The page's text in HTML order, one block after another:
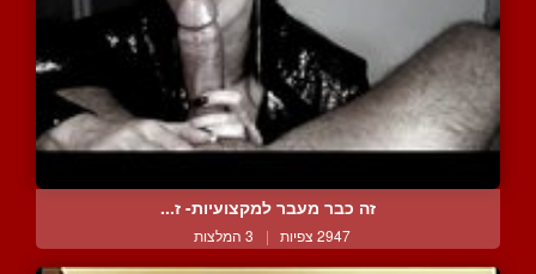
זה כבר מעבר למקצועיות- ז...
2947 צפיות | 3 המלצות